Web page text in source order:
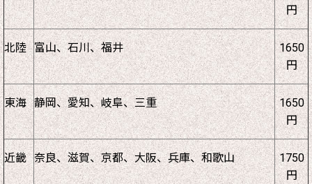
円
北陸 富山、石川、福井
1650
円
東海 静岡、愛知、岐阜、三重
1650
円
近畿 奈良、滋賀、京都、大阪、兵庫、和歌山
1750
円